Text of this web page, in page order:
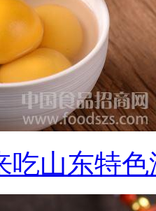
吃山东特